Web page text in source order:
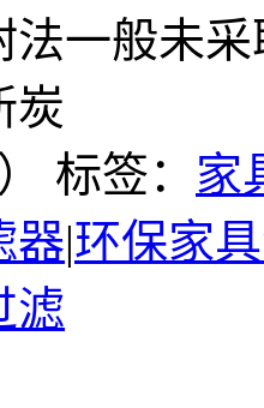
法一般未
炭
标签： 家
器|环保家
滤